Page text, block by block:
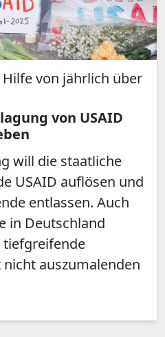
von jährlich über
von USAID
will die staatliche
USAID auflösen und
entlassen. Auch
in Deutschland
auszumalenden